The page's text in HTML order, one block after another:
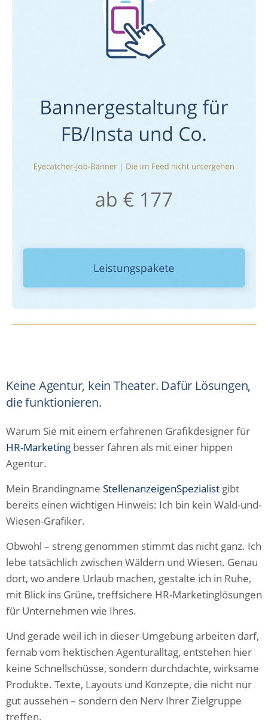
Keine Agentur, kein Theater. Dafür Lösungen,
die funktionieren.
Warum Sie mit einem erfahrenen Grafikdesigner für
HR-Marketing besser fahren als mit einer hippen
Agentur.
Mein Brandingname StellenanzeigenSpezialist gibt
bereits einen wichtigen Hinweis: Ich bin kein Wald-und-
Wiesen-Grafiker.
Obwohl – streng genommen stimmt das nicht ganz. Ich
lebe tatsächlich zwischen Wäldern und Wiesen. Genau
dort, wo andere Urlaub machen, gestalte ich in Ruhe,
mit Blick ins Grüne, treffsichere HR-Marketinglösungen
für Unternehmen wie Ihres.
Und gerade weil ich in dieser Umgebung arbeiten darf,
fernab vom hektischen Agenturalltag, entstehen hier
keine Schnellschüsse, sondern durchdachte, wirksame
Produkte. Texte, Layouts und Konzepte, die nicht nur
gut aussehen – sondern den Nerv Ihrer Zielgruppe
treffen.